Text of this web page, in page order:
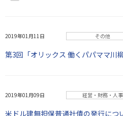
2019年01月11日 その他
第3回「オリックス 働くパパママ川
2019年01月09日 経営・財務・人事
米ドル建無担保普通社債の発行につ